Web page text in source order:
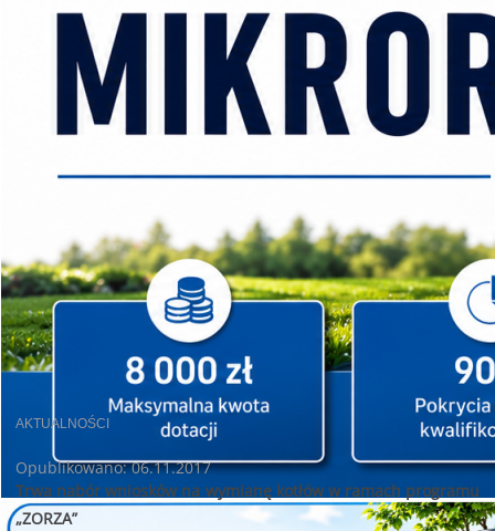
AKTUALNOŚCI
Opublikowano: 06.11.2017
Trwa nabór wniosków na wymianę kotłów w ramach programu
„ZORZA”